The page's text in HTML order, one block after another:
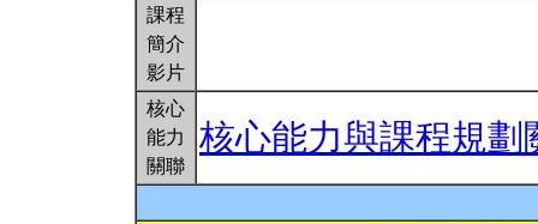
課程
簡介
影片
核心
能力
關聯
核心能力與課程規劃